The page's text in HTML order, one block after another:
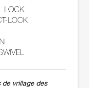
de vrillage des